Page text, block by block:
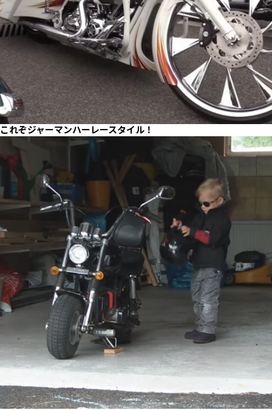
これぞジャーマンハーレースタイル！